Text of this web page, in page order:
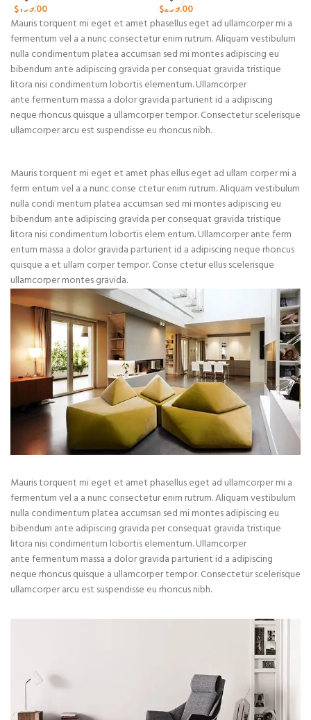
$199.00 $299.00
Mauris torquent mi eget et amet phasellus eget ad ullamcorper mi a
fermentum vel a a nunc consectetur enim rutrum. Aliquam vestibulum
nulla condimentum platea accumsan sed mi montes adipiscing eu
bibendum ante adipiscing gravida per consequat gravida tristique
litora nisi condimentum lobortis elementum. Ullamcorper
ante fermentum massa a dolor gravida parturient id a adipiscing
neque rhoncus quisque a ullamcorper tempor. Consectetur scelerisque
ullamcorper arcu est suspendisse eu rhoncus nibh.
Mauris torquent mi eget et amet phas ellus eget ad ullam corper mi a
ferm entum vel a a nunc conse ctetur enim rutrum. Aliquam vestibulum
nulla condi mentum platea accumsan sed mi montes adipiscing eu
bibendum ante adipiscing gravida per consequat gravida tristique
litora nisi condimentum lobortis elem entum. Ullamcorper ante ferm
entum massa a dolor gravida parturient id a adipiscing neque rhoncus
quisque a et ullam corper tempor. Conse ctetur ellus scelerisque
ullamcorper montes gravida.
Mauris torquent mi eget et amet phasellus eget ad ullamcorper mi a
fermentum vel a a nunc consectetur enim rutrum. Aliquam vestibulum
nulla condimentum platea accumsan sed mi montes adipiscing eu
bibendum ante adipiscing gravida per consequat gravida tristique
litora nisi condimentum lobortis elementum. Ullamcorper
ante fermentum massa a dolor gravida parturient id a adipiscing
neque rhoncus quisque a ullamcorper tempor. Consectetur scelerisque
ullamcorper arcu est suspendisse eu rhoncus nibh.